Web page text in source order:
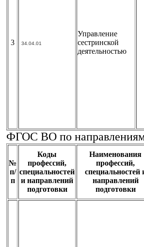
3 34.04.01
Управление
сестринской
деятельностью
ФГОС ВО по
№
п/
п
Коды
профессий,
специальностей
и направлений
подготовки
Наименования
профессий,
специальностей
направлений
подготовки